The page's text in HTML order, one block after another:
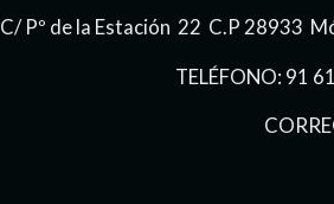
C/ Pº de la Estación 22 C.P 28933
TELÉFONO: 91